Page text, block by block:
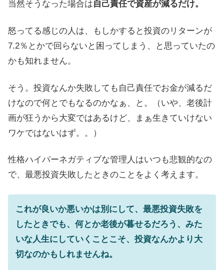
当然そうなった場合は自己責任で資産が減るだけ。
怒ってる感じの人は、もしかすると投資のリターンが
7.2％とかで回らないと困ってしまう、と思っていたの
かも知れません。
そう。投資なんか失敗しても自己責任でお金が減るだ
けなので何とでもなるのかなぁ、と。（いや、老後計
画が狂うから大変ではあるけど、まぁ生きていけない
ワケではないはず。。）
性格ハイパーネガティブな管理人はいつも悲観的なの
で、最悪投資失敗したときのことをよく考えます。
これが良いか悪いかは別にして、最悪投資失敗を
したときでも、何とか老後が暮せるだろう、みた
いな人生にしていくことこそ、投資なんかより大
切なのかもしれませんね。